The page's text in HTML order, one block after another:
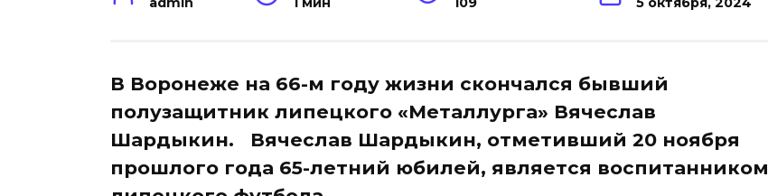
В Воронеже на 66-м году жизни скончался бывший
полузащитник липецкого «Металлурга» Вячеслав
Шардыкин. Вячеслав Шардыкин, отметивший 20 ноября
прошлого года 65-летний юбилей, является воспитанником